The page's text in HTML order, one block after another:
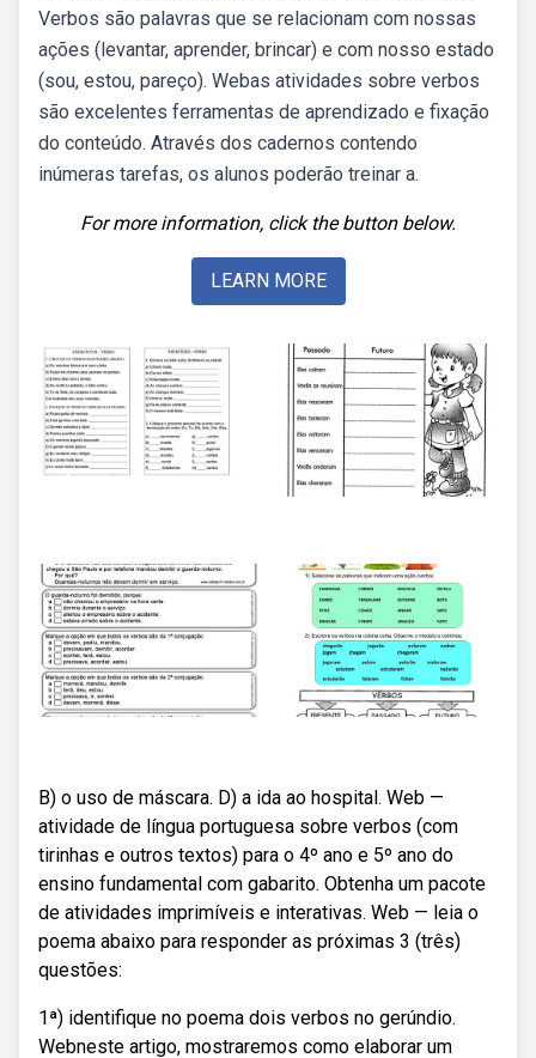
Verbos são palavras que se relacionam com nossas
ações (levantar, aprender, brincar) e com nosso estado
(sou, estou, pareço). Webas atividades sobre verbos
são excelentes ferramentas de aprendizado e fixação
do conteúdo. Através dos cadernos contendo
inúmeras tarefas, os alunos poderão treinar a.
For more information, click the button below.
LEARN MORE
B) o uso de máscara. D) a ida ao hospital. Web —
atividade de língua portuguesa sobre verbos (com
tirinhas e outros textos) para o 4º ano e 5º ano do
ensino fundamental com gabarito. Obtenha um pacote
de atividades imprimíveis e interativas. Web — leia o
poema abaixo para responder as próximas 3 (três)
questões:
1ª) identifique no poema dois verbos no gerúndio.
Webneste artigo, mostraremos como elaborar um